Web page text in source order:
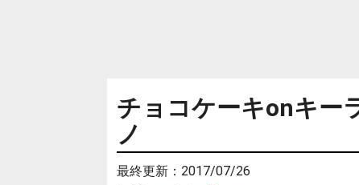
チョコケーキonキー
ノ
最終更新： 2017/07/26